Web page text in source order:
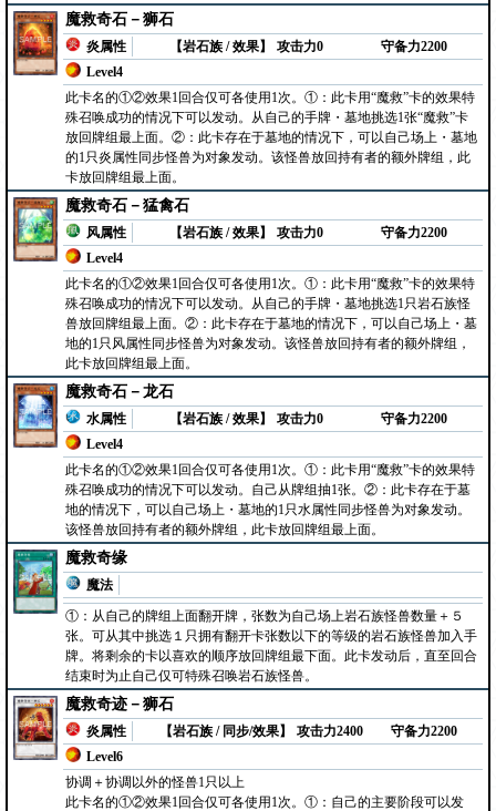
魔救奇石－狮石
炎属性
【岩石族 / 效果】
Level4
攻击力0 守备力2200
此卡名的①②效果1回合仅可各使用1次。①：此卡用“魔救”卡的效果特
殊召唤成功的情况下可以发动。从自己的手牌・墓地挑选1张“魔救”卡
放回牌组最上面。②：此卡存在于墓地的情况下，可以自己场上・墓地
的1只炎属性同步怪兽为对象发动。该怪兽放回持有者的额外牌组，此
卡放回牌组最上面。
魔救奇石－猛禽石
风属性
【岩石族 / 效果】
Level4
攻击力0 守备力2200
此卡名的①②效果1回合仅可各使用1次。①：此卡用“魔救”卡的效果特
殊召唤成功的情况下可以发动。从自己的手牌・墓地挑选1只岩石族怪
兽放回牌组最上面。②：此卡存在于墓地的情况下，可以自己场上・墓
地的1只风属性同步怪兽为对象发动。该怪兽放回持有者的额外牌组，
此卡放回牌组最上面。
魔救奇石－龙石
水属性
【岩石族 / 效果】
Level4
攻击力0 守备力2200
此卡名的①②效果1回合仅可各使用1次。①：此卡用“魔救”卡的效果特
殊召唤成功的情况下可以发动。自己从牌组抽1张。②：此卡存在于墓
地的情况下，可以自己场上・墓地的1只水属性同步怪兽为对象发动。
该怪兽放回持有者的额外牌组，此卡放回牌组最上面。
魔救奇缘
魔法
①：从自己的牌组上面翻开牌，张数为自己场上岩石族怪兽数量＋５
张。可从其中挑选１只拥有翻开卡张数以下的等级的岩石族怪兽加入手
牌。将剩余的卡以喜欢的顺序放回牌组最下面。此卡发动后，直至回合
结束时为止自己仅可特殊召唤岩石族怪兽。
魔救奇迹－狮石
炎属性
【岩石族 / 同步/效果】
Level6
攻击力2400 守备力2200
协调＋协调以外的怪兽1只以上
此卡名的①②效果1回合仅可各使用1次。①：自己的主要阶段可以发